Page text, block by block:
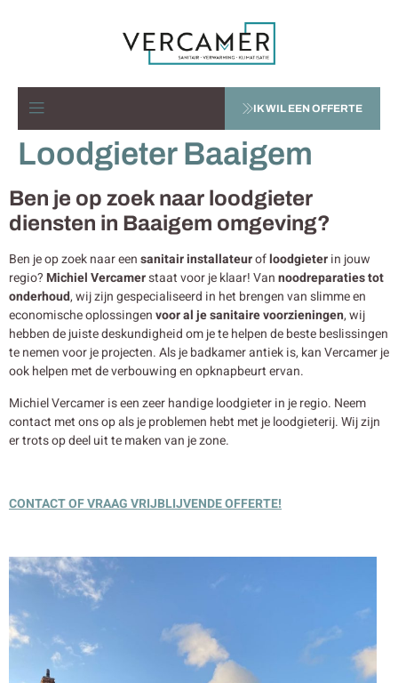
IK WIL EEN OFFERTE
Loodgieter Baaigem
Ben je op zoek naar loodgieter
diensten in Baaigem omgeving?
Ben je op zoek naar eensanitair installateurofloodgieterin jouw
regio? Michiel Vercamerstaat voor je klaar! Vannoodreparaties tot
onderhoud, wij zijn gespecialiseerd in het brengen van slimme en
economische oplossingenvoor al je sanitaire voorzieningen, wij
hebben de juiste deskundigheid om je te helpen de beste beslissingen
te nemen voor je projecten. Als je badkamer antiek is, kan Vercamer je
ook helpen met de verbouwing en opknapbeurt ervan.
Michiel Vercamer is een zeer handige loodgieter in je regio. Neem
contact met ons op als je problemen hebt met je loodgieterij. Wij zijn
er trots op deel uit te maken van je zone.
CONTACT OF VRAAG VRIJBLIJVENDE OFFERTE!